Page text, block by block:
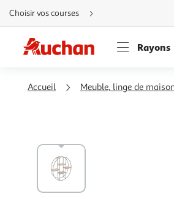
Aller
directement
au
Aller
directement
à
Aller
directement
Choisir vos courses
Rayons
Accueil Meuble, linge de